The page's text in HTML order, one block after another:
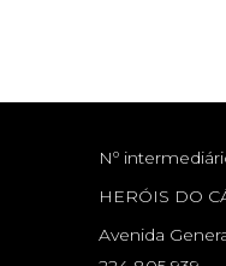
Nº
HERÓIS DO
Avenida